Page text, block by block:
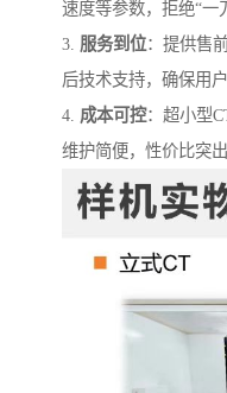
速度等参数，拒绝“一
3. 服务到位：提供售
后技术支持，确保用户
4. 成本可控：超小型
维护简便，性价比突出